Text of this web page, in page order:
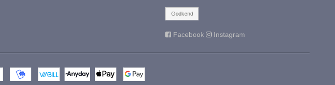
Godkend
Facebook Instagram